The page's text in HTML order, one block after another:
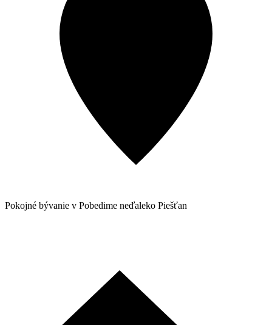
Pokojné bývanie v Pobedime neďaleko Piešťan